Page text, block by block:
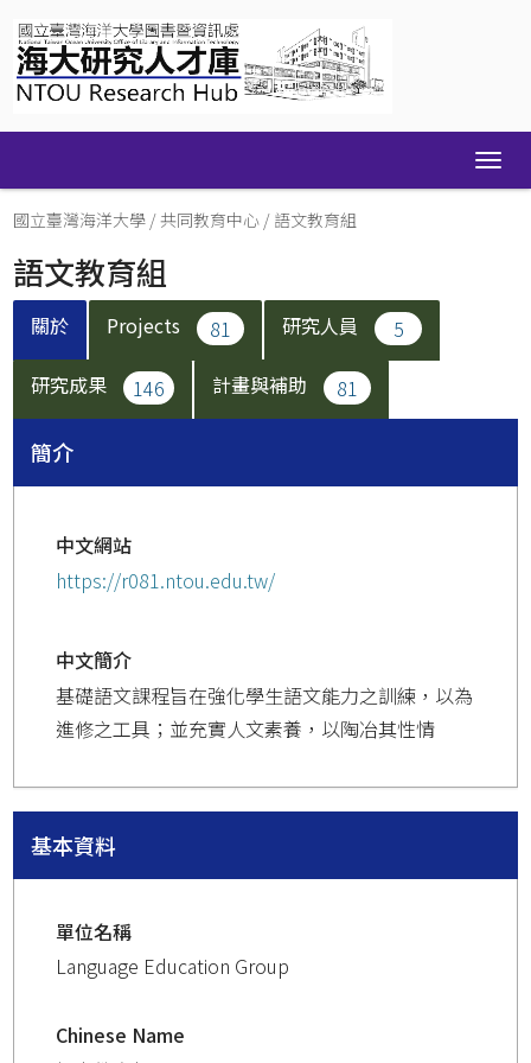
navigation
國立臺灣海洋大學 /共同教育中心 / 語文教育組
語文教育組
關於 Projects 81 研究人員
5
研究成果
146 計畫與補助 81
簡介
中文網站
https://r081.ntou.edu.tw/
中文簡介
基礎語文課程旨在強化學生語文能力之訓練，以為
進修之工具；並充實人文素養，以陶冶其性情
基本資料
單位名稱
Language Education Group
Chinese Name